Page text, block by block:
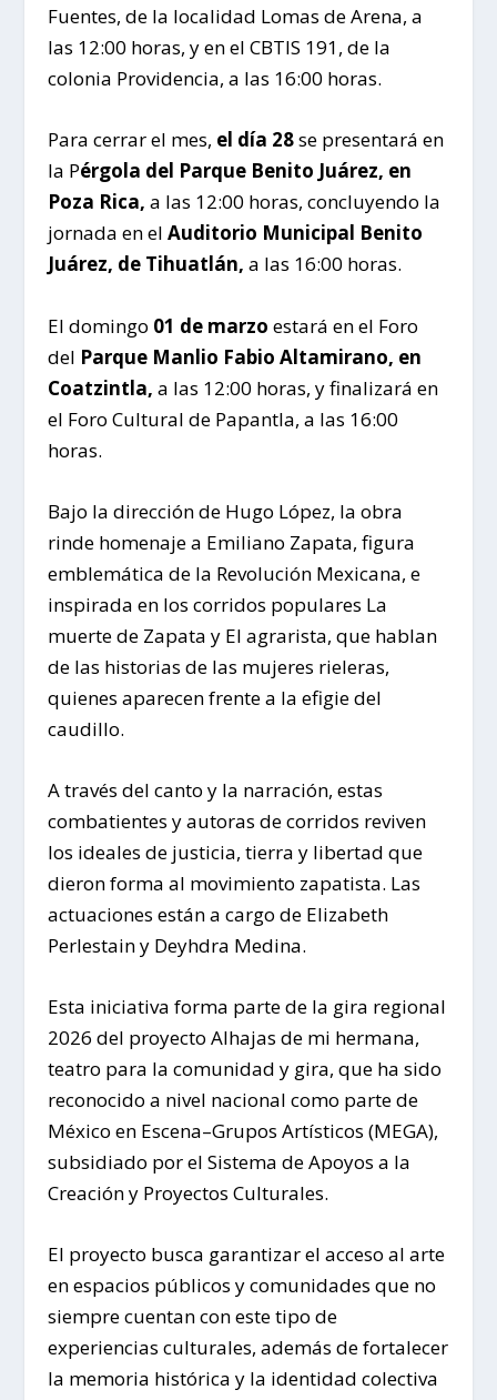
Fuentes, de la localidad Lomas de Arena, a
las 12:00 horas, y en el CBTIS 191, de la
colonia Providencia, a las 16:00 horas.
Para cerrar el mes, el día 28se presentará en
la Pérgola del Parque Benito Juárez, en
Poza Rica, a las 12:00 horas, concluyendo la
jornada en el Auditorio Municipal Benito
Juárez, de Tihuatlán, a las 16:00 horas.
El domingo 01 de marzo estará en el Foro
del Parque Manlio Fabio Altamirano, en
Coatzintla, a las 12:00 horas, y finalizará en
el Foro Cultural de Papantla, a las 16:00
horas.
Bajo la dirección de Hugo López, la obra
rinde homenaje a Emiliano Zapata, figura
emblemática de la Revolución Mexicana, e
inspirada en los corridos populares La
muerte de Zapata y El agrarista, que hablan
de las historias de las mujeres rieleras,
quienes aparecen frente a la efigie del
caudillo.
A través del canto y la narración, estas
combatientes y autoras de corridos reviven
los ideales de justicia, tierra y libertad que
dieron forma al movimiento zapatista. Las
actuaciones están a cargo de Elizabeth
Perlestain y Deyhdra Medina.
Esta iniciativa forma parte de la gira regional
2026 del proyecto Alhajas de mi hermana,
teatro para la comunidad y gira, que ha sido
reconocido a nivel nacional como parte de
México en Escena–Grupos Artísticos (MEGA),
subsidiado por el Sistema de Apoyos a la
Creación y Proyectos Culturales.
El proyecto busca garantizar el acceso al arte
en espacios públicos y comunidades que no
siempre cuentan con este tipo de
experiencias culturales, además de fortalecer
la memoria histórica y la identidad colectiva